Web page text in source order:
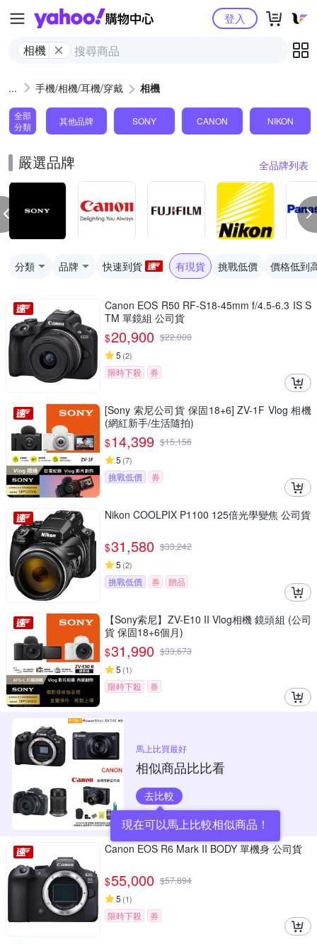
Yahoo購物中心
相機
登入
手機/相機/耳機/穿戴 相機
全部
分類
其他品牌 SONY CANON NIKON
嚴選品牌 全品牌列表
分類 品牌 快速到貨 有現貨 挑戰低價 價格低到
Canon EOS R50 RF-S18-45mm f/4.5-6.3 IS S
TM 單鏡組 公司貨
$20,900 $22,000
5 (2)
限時下殺 券
[Sony 索尼公司貨 保固18+6] ZV-1F Vlog 相機
(網紅新手/生活隨拍)
$14,399 $15,156
5 (7)
挑戰低價 券
Nikon COOLPIX P1100 125倍光學變焦 公司貨
$31,580 $33,242
5 (2)
挑戰低價 券 贈品
【Sony索尼】ZV-E10 II Vlog相機 鏡頭組 (公司
貨 保固18+6個月)
$31,990 $33,673
5 (1)
限時下殺 券
馬上比買最好
相似商品比比看
去比較
現在可以馬上比較相似商品！
Canon EOS R6 Mark II BODY 單機身 公司貨
$55,000 $57,894
5 (1)
限時下殺 券